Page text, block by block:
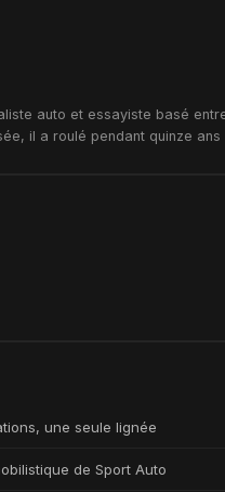
auto et essayiste basé
il a roulé pendant quinze
une seule lignée
de Sport Auto